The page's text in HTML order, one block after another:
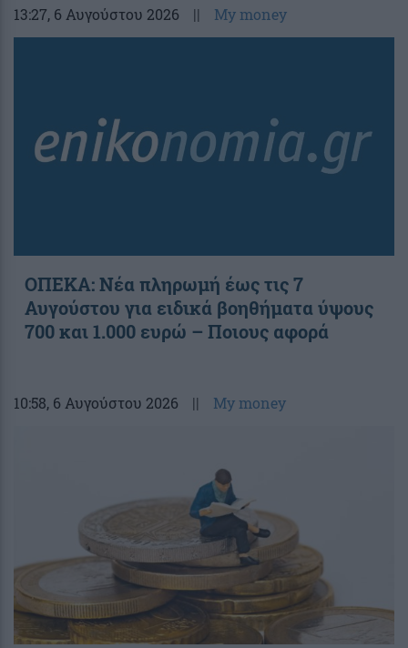
13:27, 6 Αυγούστου 2026 || My money
ΟΠΕΚΑ: Νέα πληρωμή έως τις 7
Αυγούστου για ειδικά βοηθήματα ύψους
700 και 1.000 ευρώ – Ποιους αφορά
10:58, 6 Αυγούστου 2026 || My money